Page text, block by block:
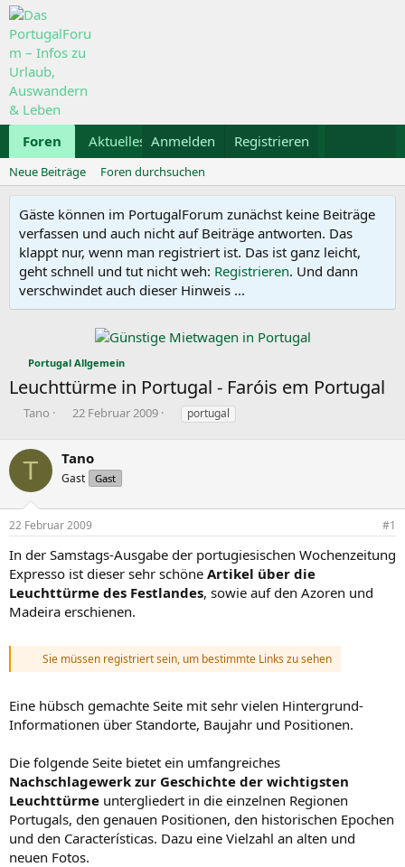
Foren Aktuelles Galerie Kalender
Anmelden Registrieren
Neue Beiträge Foren durchsuchen
Gäste können im PortugalForum zunächst keine Beiträge
verfassen und auch nicht auf Beiträge antworten. Das
klappt nur, wenn man registriert ist. Das ist ganz leicht,
geht schnell und tut nicht weh: Registrieren. Und dann
verschwindet auch dieser Hinweis ...
Portugal Allgemein
Leuchttürme in Portugal - Faróis em Portugal
E
t
l
l
e
r
Tano
E
t
e
l
t
a
m
22 Februar 2009
S
w
r
t
e
portugal
T Tano
Gast Gast
22 Februar 2009 #1
In der Samstags-Ausgabe der portugiesischen Wochenzeitung
Expresso ist dieser sehr schöne Artikel über die
Leuchttürme des Festlandes, sowie auf den Azoren und
Madeira erschienen.
Sie müssen registriert sein, um bestimmte Links zu sehen
Eine hübsch gemachte Seite mit sehr vielen Hintergrund-
Informationen über Standorte, Baujahr und Positionen.
Die folgende Seite bietet ein umfangreiches
Nachschlagewerk zur Geschichte der wichtigsten
Leuchttürme untergliedert in die einzelnen Regionen
Portugals, den genauen Positionen, den historischen Epochen
und den Características. Dazu eine Vielzahl an alten und
neuen Fotos.